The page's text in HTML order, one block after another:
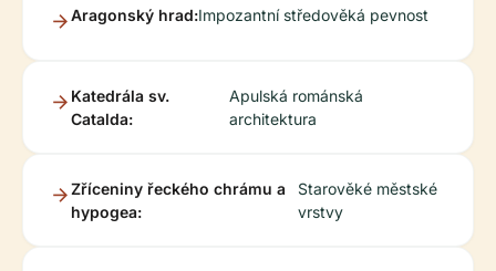
Aragonský hrad:Impozantní středověká pevnost
Katedrála sv.
Catalda:
Apulská románská
architektura
Zříceniny řeckého chrámu a
hypogea:
Starověké městské
vrstvy